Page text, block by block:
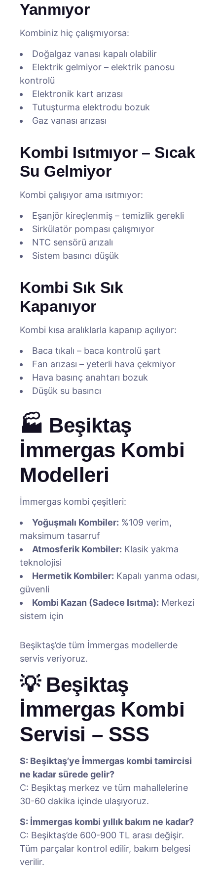
Yanmıyor
Kombiniz hiç çalışmıyorsa:
Doğalgaz vanası kapalı olabilir
Elektrik gelmiyor – elektrik panosu
kontrolü
Elektronik kart arızası
Tutuşturma elektrodu bozuk
Gaz vanası arızası
Kombi Isıtmıyor – Sıcak
Su Gelmiyor
Kombi çalışıyor ama ısıtmıyor:
Eşanjör kireçlenmiş – temizlik gerekli
Sirkülatör pompası çalışmıyor
NTC sensörü arızalı
Sistem basıncı düşük
Kombi Sık Sık
Kapanıyor
Kombi kısa aralıklarla kapanıp açılıyor:
Baca tıkalı – baca kontrolü şart
Fan arızası – yeterli hava çekmiyor
Hava basınç anahtarı bozuk
Düşük su basıncı
🏭 Beşiktaş
İmmergas Kombi
Modelleri
İmmergas kombi çeşitleri:
Yoğuşmalı Kombiler: %109 verim,
maksimum tasarruf
Atmosferik Kombiler: Klasik yakma
teknolojisi
Hermetik Kombiler: Kapalı yanma odası,
güvenli
Kombi Kazan (Sadece Isıtma): Merkezi
sistem için
Beşiktaş’de tüm İmmergas modellerde
servis veriyoruz.
💡 Beşiktaş
İmmergas Kombi
Servisi – SSS
S: Beşiktaş’ye İmmergas kombi tamircisi
ne kadar sürede gelir?
C: Beşiktaş merkez ve tüm mahallelerine
30-60 dakika içinde ulaşıyoruz.
S: İmmergas kombi yıllık bakım ne kadar?
C: Beşiktaş’de 600-900 TL arası değişir.
Tüm parçalar kontrol edilir, bakım belgesi
verilir.